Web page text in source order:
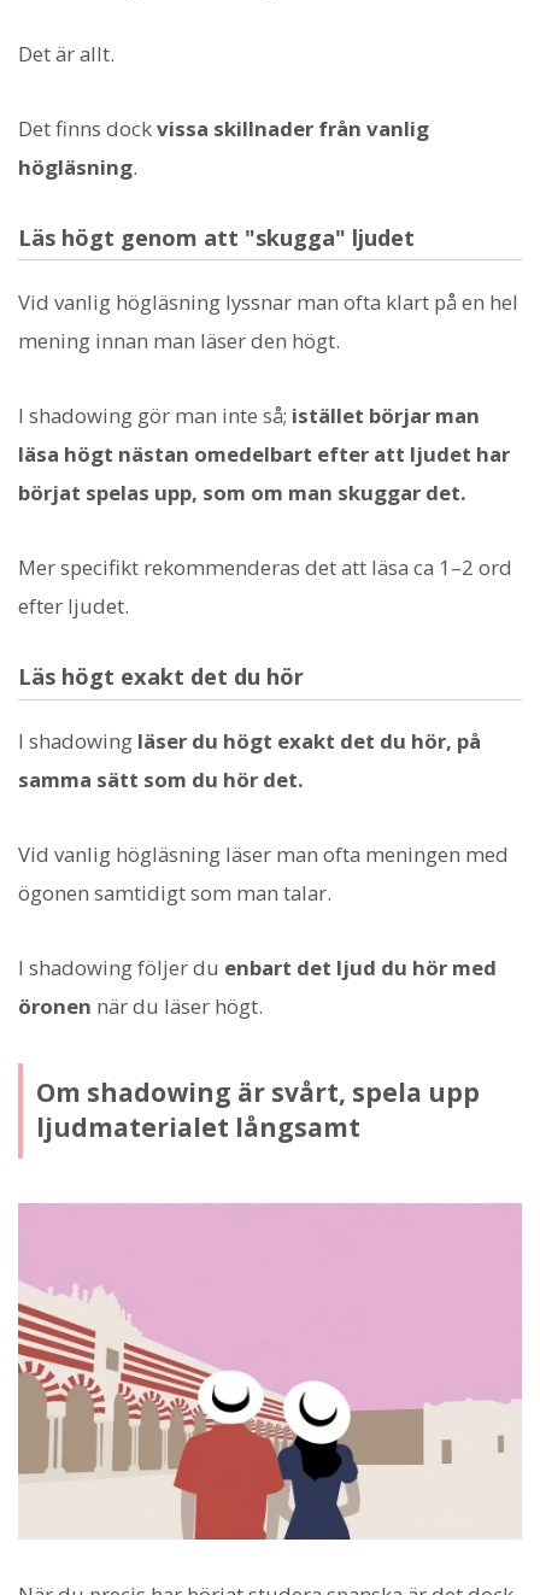
Det är allt.
Det finns dockvissa skillnader från vanlig
högläsning.
Läs högt genom att "skugga" ljudet
Vid vanlig högläsning lyssnar man ofta klart på en hel
mening innan man läser den högt.
I shadowing gör man inte så; istället börjar man
läsa högt nästan omedelbart efter att ljudet har
börjat spelas upp, som om man skuggar det.
Mer specifikt rekommenderas det att läsa ca 1–2 ord
efter ljudet.
Läs högt exakt det du hör
I shadowing läser du högt exakt det du hör, på
samma sätt som du hör det.
Vid vanlig högläsning läser man ofta meningen med
ögonen samtidigt som man talar.
I shadowing följer du enbart det ljud du hör med
öronen när du läser högt.
Om shadowing är svårt, spela upp
ljudmaterialet långsamt